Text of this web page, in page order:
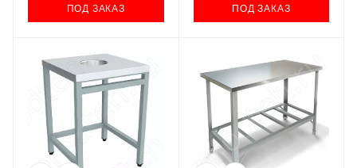
ПОД ЗАКАЗ ПОД ЗАКАЗ